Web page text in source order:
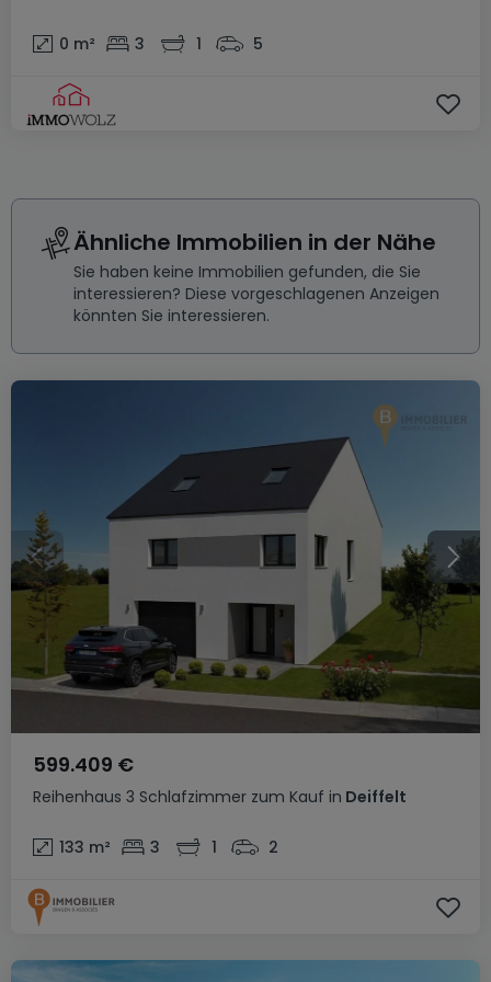
0 m² 3 1 5
Ähnliche Immobilien in der Nähe
Sie haben keine Immobilien gefunden, die Sie
interessieren? Diese vorgeschlagenen Anzeigen
könnten Sie interessieren.
Reihenhaus 3 Schlafzimmer zum Kauf in Deiffelt
599.409 €
133 m² 3 1 2